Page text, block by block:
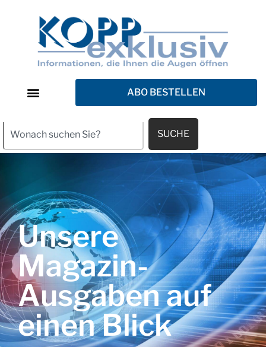
ABO BESTELLEN
SUCHE
Unsere
Magazin-
Ausgaben auf
einen Blick